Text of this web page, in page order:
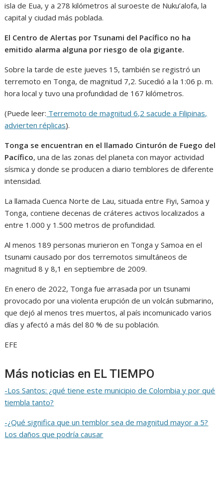
isla de Eua, y a 278 kilómetros al suroeste de Nuku’alofa, la
capital y ciudad más poblada.
El Centro de Alertas por Tsunami del Pacífico no ha
emitido alarma alguna por riesgo de ola gigante.
Sobre la tarde de este jueves 15, también se registró un
terremoto en Tonga, de magnitud 7,2. Sucedió a la 1:06 p. m.
hora local y tuvo una profundidad de 167 kilómetros.
(Puede leer: Terremoto de magnitud 6,2 sacude a Filipinas,
advierten réplicas).
Tonga se encuentran en el llamado Cinturón de Fuego del
Pacífico, una de las zonas del planeta con mayor actividad
sísmica y donde se producen a diario temblores de diferente
intensidad.
La llamada Cuenca Norte de Lau, situada entre Fiyi, Samoa y
Tonga, contiene decenas de cráteres activos localizados a
entre 1.000 y 1.500 metros de profundidad.
Al menos 189 personas murieron en Tonga y Samoa en el
tsunami causado por dos terremotos simultáneos de
magnitud 8 y 8,1 en septiembre de 2009.
En enero de 2022, Tonga fue arrasada por un tsunami
provocado por una violenta erupción de un volcán submarino,
que dejó al menos tres muertos, al país incomunicado varios
días y afectó a más del 80 % de su población.
EFE
Más noticias en EL TIEMPO
-Los Santos: ¿qué tiene este municipio de Colombia y por qué
tiembla tanto?
-¿Qué significa que un temblor sea de magnitud mayor a 5?
Los daños que podría causar